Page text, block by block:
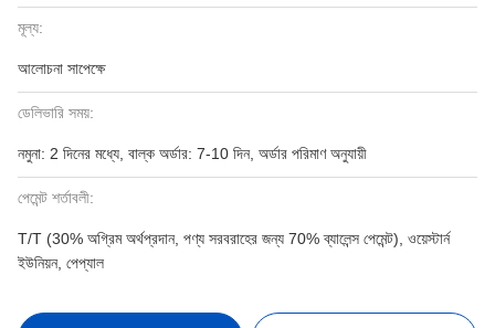
মূল্য:
আলোচনা সাপেক্ষে
ডেলিভারি সময়:
নমুনা: 2 দিনের মধ্যে, বাল্ক অর্ডার: 7-10 দিন, অর্ডার পরিমাণ অনুযায়ী
পেমেন্ট শর্তাবলী:
T/T (30% অগ্রিম অর্থপ্রদান, পণ্য সরবরাহের জন্য 70% ব্যালেন্স পেমেন্ট), ওয়েস্টার্ন
ইউনিয়ন, পেপ্যাল